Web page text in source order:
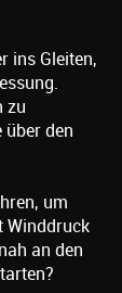
ins Gleiten,
zu
über den
um
Winddruck
an den